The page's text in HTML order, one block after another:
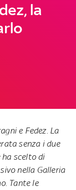
la
e Fedez. La
senza i due
ha scelto di
nella Galleria
Tante le